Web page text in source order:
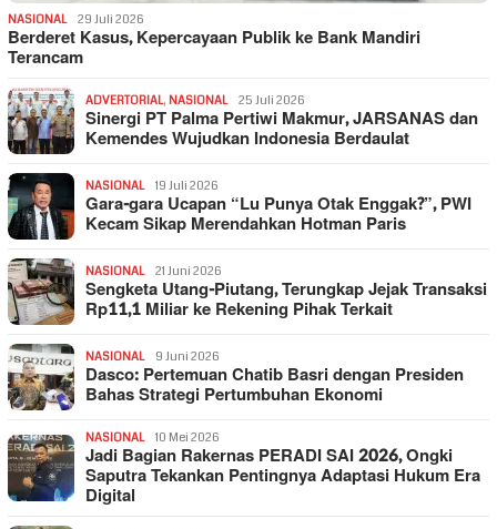
NASIONAL 29 Juli 2026
Berderet Kasus, Kepercayaan Publik ke Bank Mandiri
Terancam
ADVERTORIAL, NASIONAL 25 Juli 2026
Sinergi PT Palma Pertiwi Makmur, JARSANAS dan
Kemendes Wujudkan Indonesia Berdaulat
NASIONAL 19 Juli 2026
Gara-gara Ucapan “Lu Punya Otak Enggak?”, PWI
Kecam Sikap Merendahkan Hotman Paris
NASIONAL 21 Juni 2026
Sengketa Utang-Piutang, Terungkap Jejak Transaksi
Rp11,1 Miliar ke Rekening Pihak Terkait
NASIONAL 9 Juni 2026
Dasco: Pertemuan Chatib Basri dengan Presiden
Bahas Strategi Pertumbuhan Ekonomi
NASIONAL 10 Mei 2026
Jadi Bagian Rakernas PERADI SAI 2026, Ongki
Saputra Tekankan Pentingnya Adaptasi Hukum Era
Digital